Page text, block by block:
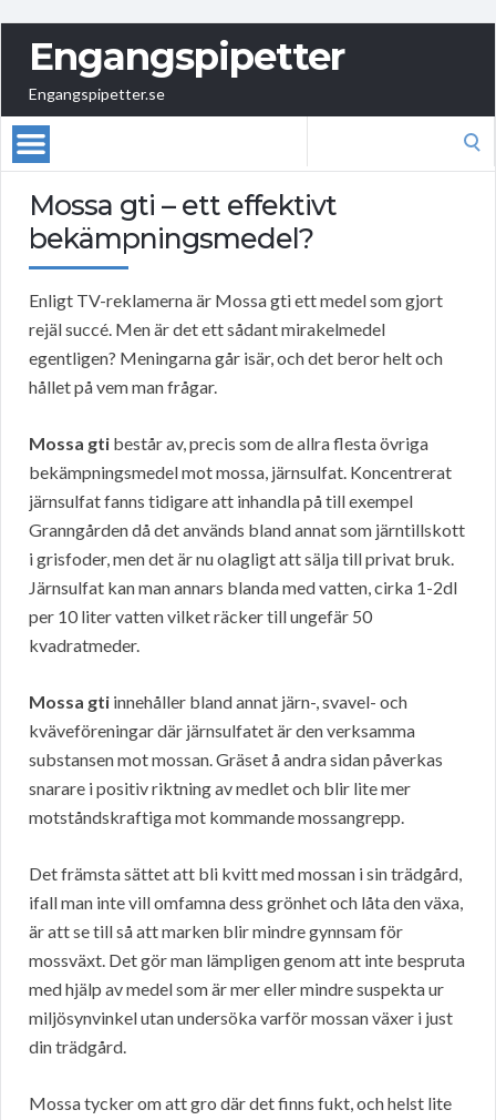
Engangspipetter
Engangspipetter.se
Mossa gti – ett effektivt
bekämpningsmedel?
Enligt TV-reklamerna är Mossa gti ett medel som gjort
rejäl succé. Men är det ett sådant mirakelmedel
egentligen? Meningarna går isär, och det beror helt och
hållet på vem man frågar.
Mossa gti består av, precis som de allra flesta övriga
bekämpningsmedel mot mossa, järnsulfat. Koncentrerat
järnsulfat fanns tidigare att inhandla på till exempel
Granngården då det används bland annat som järntillskott
i grisfoder, men det är nu olagligt att sälja till privat bruk.
Järnsulfat kan man annars blanda med vatten, cirka 1-2dl
per 10 liter vatten vilket räcker till ungefär 50
kvadratmeder.
Mossa gti innehåller bland annat järn-, svavel- och
kväveföreningar där järnsulfatet är den verksamma
substansen mot mossan. Gräset å andra sidan påverkas
snarare i positiv riktning av medlet och blir lite mer
motståndskraftiga mot kommande mossangrepp.
Det främsta sättet att bli kvitt med mossan i sin trädgård,
ifall man inte vill omfamna dess grönhet och låta den växa,
är att se till så att marken blir mindre gynnsam för
mossväxt. Det gör man lämpligen genom att inte bespruta
med hjälp av medel som är mer eller mindre suspekta ur
miljösynvinkel utan undersöka varför mossan växer i just
din trädgård.
Mossa tycker om att gro där det finns fukt, och helst lite